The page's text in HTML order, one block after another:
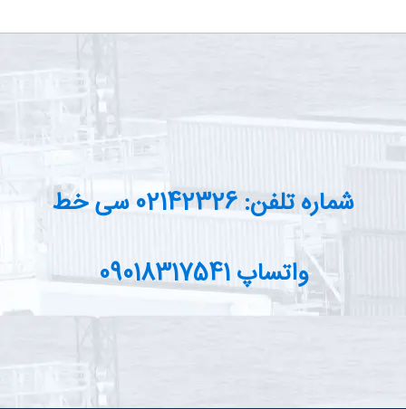
شماره تلفن: 02142326 سی خط
واتساپ 09018317541